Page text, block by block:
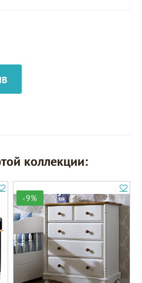
коллекции:
-9%